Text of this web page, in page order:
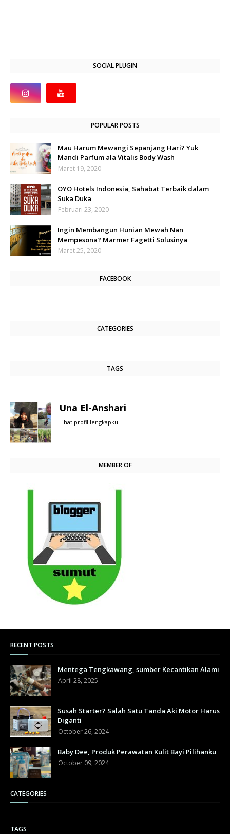
SOCIAL PLUGIN
POPULAR POSTS
Mau Harum Mewangi Sepanjang Hari? Yuk
Mandi Parfum ala Vitalis Body Wash
Maret 19, 2020
OYO Hotels Indonesia, Sahabat Terbaik dalam
Suka Duka
Februari 23, 2020
Ingin Membangun Hunian Mewah Nan
Mempesona? Marmer Fagetti Solusinya
Maret 25, 2020
FACEBOOK
CATEGORIES
TAGS
Una El-Anshari
Lihat profil lengkapku
MEMBER OF
RECENT POSTS
Mentega Tengkawang, sumber Kecantikan Alami
April 28, 2025
Susah Starter? Salah Satu Tanda Aki Motor Harus
Diganti
October 26, 2024
Baby Dee, Produk Perawatan Kulit Bayi Pilihanku
October 09, 2024
CATEGORIES
TAGS